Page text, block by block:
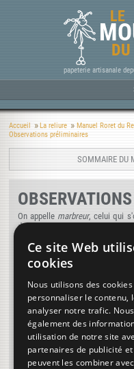
LE
DU
papeterie artisanale
Accueil La reliure Manuel Roret du
Observations préliminaires
SOMMAIRE DU
On appelle marbreur, celui qui
des livres ou sur des feuilles
irrégulières du marbre par
qu'emploient les fabricants de
C'est un art particulier
d'exercer d'une manière
convenable quand on
dans les villes où la reliure a
monopolisé entre les mains
allons en décrire les
comme en tant d'autres
Ce site Web
cookies
Nous utilisons des
personnaliser le contenu,
analyser notre trafic.
également des
utilisation de notre site
partenaires de publicité
peuvent les combiner